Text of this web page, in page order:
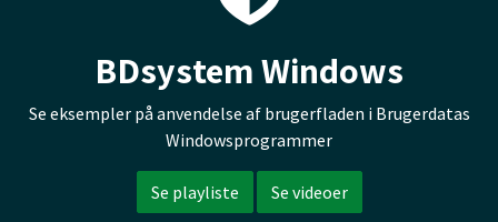
BDsystem Windows
Se eksempler på anvendelse af brugerfladen i Brugerdatas
Windowsprogrammer
Se playliste Se videoer